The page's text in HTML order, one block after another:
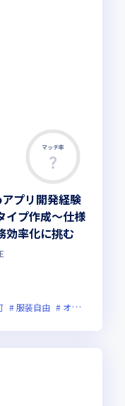
マッチ率
アプリ開発経験
イプ作成〜仕様
効率化に挑む
服装自由 オンライン選考可